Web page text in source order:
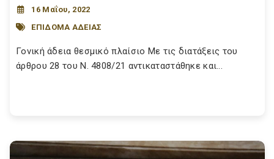
16 Μαΐου, 2022
ΕΠΙΔΟΜΑ ΑΔΕΙΑΣ
Γονική άδεια θεσμικό πλαίσιο Με τις διατάξεις του
άρθρου 28 του Ν. 4808/21 αντικαταστάθηκε και...